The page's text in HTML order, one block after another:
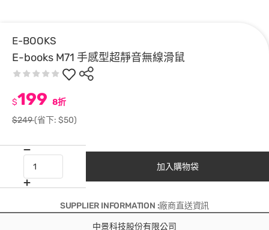
E-BOOKS
E-books M71 手感型超靜音無線滑鼠
$199 8折
$249(省下: $50)
加入購物袋
SUPPLIER INFORMATION :廠商直送資訊
中景科技股份有限公司